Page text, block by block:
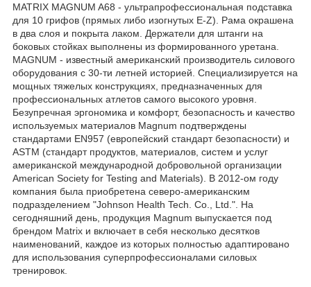
MATRIX MAGNUM A68 - ультрапрофессиональная подставка
для 10 грифов (прямых либо изогнутых E-Z). Рама окрашена
в два слоя и покрыта лаком. Держатели для штанги на
боковых стойках выполнены из формированного уретана.
MAGNUM - известный американский производитель силового
оборудования с 30-ти летней историей. Специализируется на
мощных тяжелых конструкциях, предназначенных для
профессиональных атлетов самого высокого уровня.
Безупречная эргономика и комфорт, безопасность и качество
используемых материалов Magnum подтверждены
стандартами EN957 (европейский стандарт безопасности) и
ASTM (стандарт продуктов, материалов, систем и услуг
американской международной добровольной организации
American Society for Testing and Materials). В 2012-ом году
компания была приобретена северо-американским
подразделением "Johnson Health Tech. Co., Ltd.". На
сегодняшний день, продукция Magnum выпускается под
брендом Matrix и включает в себя несколько десятков
наименований, каждое из которых полностью адаптировано
для использования суперпрофессионалами силовых
тренировок.